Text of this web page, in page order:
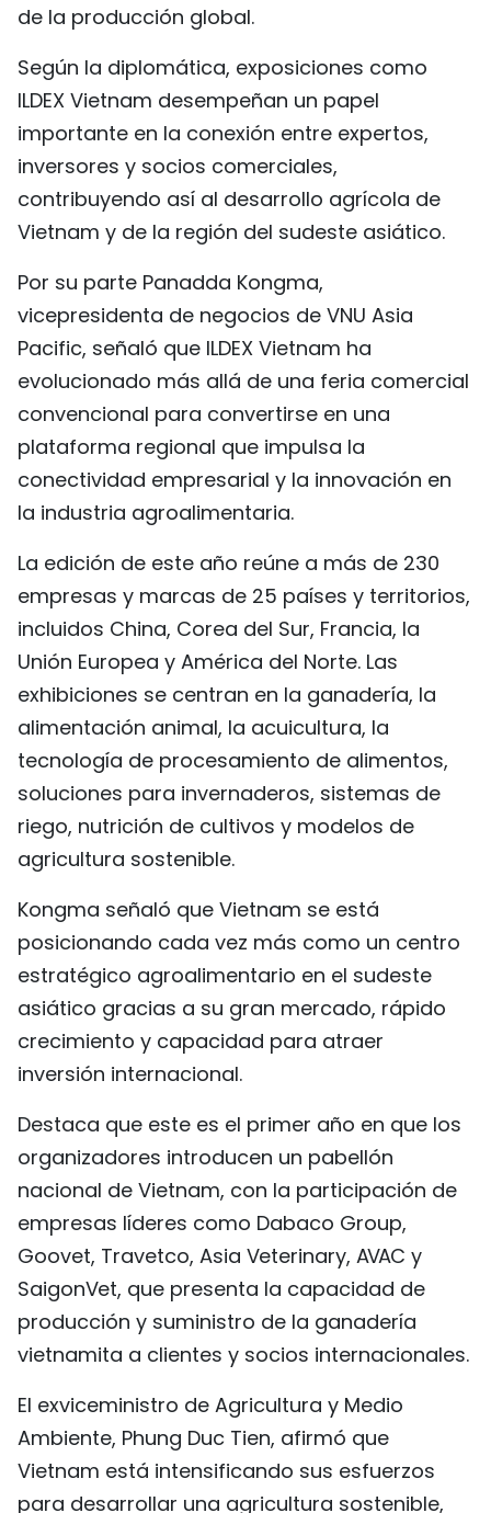
de la producción global.
Según la diplomática, exposiciones como
ILDEX Vietnam desempeñan un papel
importante en la conexión entre expertos,
inversores y socios comerciales,
contribuyendo así al desarrollo agrícola de
Vietnam y de la región del sudeste asiático.
Por su parte Panadda Kongma,
vicepresidenta de negocios de VNU Asia
Pacific, señaló que ILDEX Vietnam ha
evolucionado más allá de una feria comercial
convencional para convertirse en una
plataforma regional que impulsa la
conectividad empresarial y la innovación en
la industria agroalimentaria.
La edición de este año reúne a más de 230
empresas y marcas de 25 países y territorios,
incluidos China, Corea del Sur, Francia, la
Unión Europea y América del Norte. Las
exhibiciones se centran en la ganadería, la
alimentación animal, la acuicultura, la
tecnología de procesamiento de alimentos,
soluciones para invernaderos, sistemas de
riego, nutrición de cultivos y modelos de
agricultura sostenible.
Kongma señaló que Vietnam se está
posicionando cada vez más como un centro
estratégico agroalimentario en el sudeste
asiático gracias a su gran mercado, rápido
crecimiento y capacidad para atraer
inversión internacional.
Destaca que este es el primer año en que los
organizadores introducen un pabellón
nacional de Vietnam, con la participación de
empresas líderes como Dabaco Group,
Goovet, Travetco, Asia Veterinary, AVAC y
SaigonVet, que presenta la capacidad de
producción y suministro de la ganadería
vietnamita a clientes y socios internacionales.
El exviceministro de Agricultura y Medio
Ambiente, Phung Duc Tien, afirmó que
Vietnam está intensificando sus esfuerzos
para desarrollar una agricultura sostenible,